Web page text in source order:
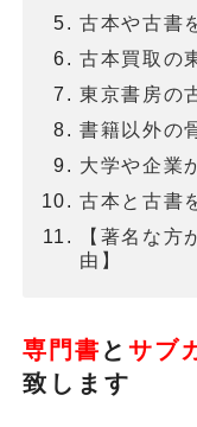
古本や古書
古本買取の
東京書房の
書籍以外の
大学や企業
古本と古書
【著名な方
由】
専門書 とサブ
致します